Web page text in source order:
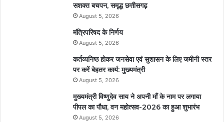
सशक्त बचपन, समृद्ध छत्तीसगढ़
August 5, 2026
मंत्रिपरिषद के निर्णय
August 5, 2026
कर्तव्यनिष्ठ होकर जनसेवा एवं सुशासन के लिए जमीनी स्तर
पर करें बेहतर कार्य: मुख्यमंत्री
August 5, 2026
मुख्यमंत्री विष्णुदेव साय ने अपनी माँ के नाम पर लगाया
पीपल का पौधा, वन महोत्सव-2026 का हुआ शुभारंभ
August 5, 2026